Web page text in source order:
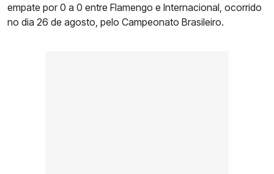
empate por 0 a 0 entre Flamengo e Internacional, ocorrido
no dia 26 de agosto, pelo Campeonato Brasileiro.